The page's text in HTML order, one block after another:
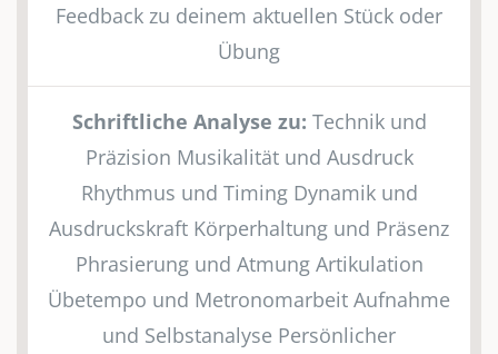
Feedback zu deinem aktuellen Stück oder
Übung
Schriftliche Analyse zu: Technik und
Präzision Musikalität und Ausdruck
Rhythmus und Timing Dynamik und
Ausdruckskraft Körperhaltung und Präsenz
Phrasierung und Atmung Artikulation
Übetempo und Metronomarbeit Aufnahme
und Selbstanalyse Persönlicher